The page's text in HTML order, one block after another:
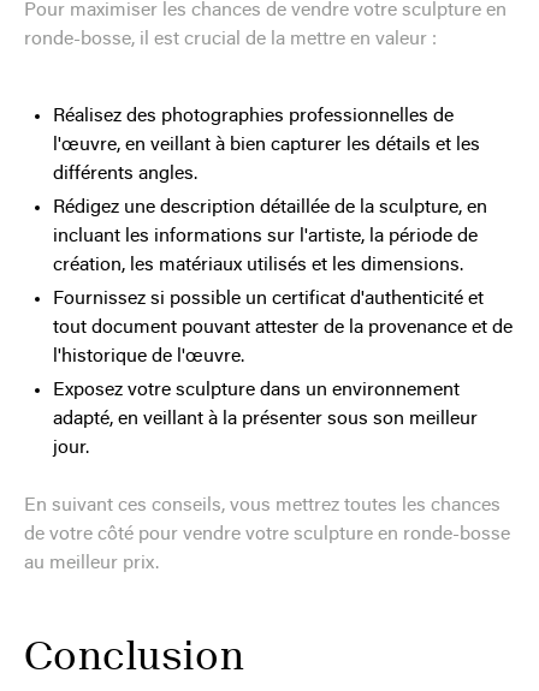
Pour maximiser les chances de vendre votre sculpture en
ronde-bosse, il est crucial de la mettre en valeur :
Réalisez des photographies professionnelles de
l'œuvre, en veillant à bien capturer les détails et les
différents angles.
Rédigez une description détaillée de la sculpture, en
incluant les informations sur l'artiste, la période de
création, les matériaux utilisés et les dimensions.
Fournissez si possible un certificat d'authenticité et
tout document pouvant attester de la provenance et de
l'historique de l'œuvre.
Exposez votre sculpture dans un environnement
adapté, en veillant à la présenter sous son meilleur
jour.
En suivant ces conseils, vous mettrez toutes les chances
de votre côté pour vendre votre sculpture en ronde-bosse
au meilleur prix.
Conclusion